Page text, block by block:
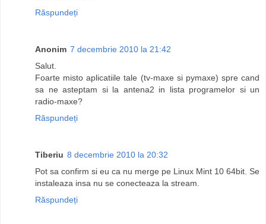
Răspundeți
Anonim 7 decembrie 2010 la 21:42
Salut.
Foarte misto aplicatiile tale (tv-maxe si pymaxe) spre cand
sa ne asteptam si la antena2 in lista programelor si un
radio-maxe?
Răspundeți
Tiberiu 8 decembrie 2010 la 20:32
Pot sa confirm si eu ca nu merge pe Linux Mint 10 64bit. Se
instaleaza insa nu se conecteaza la stream.
Răspundeți